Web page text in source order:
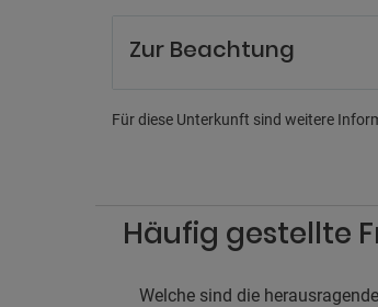
Zur Beachtung
Für diese Unterkunft sind weitere
Häufig gestellte
Welche sind die